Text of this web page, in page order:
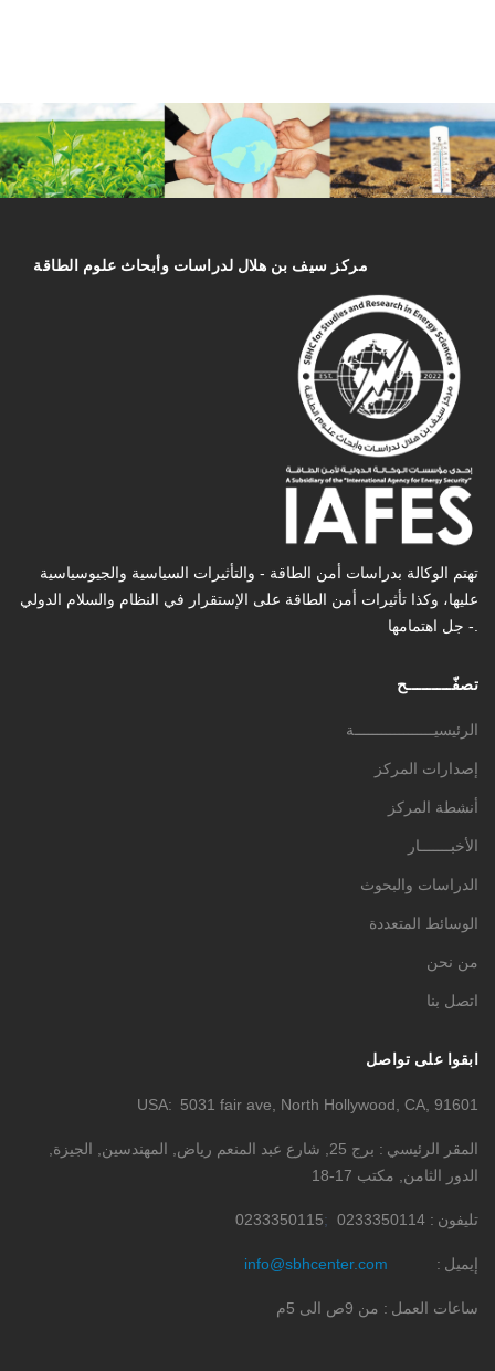
مركز سیف بن هلال لدراسات وأبحاث علوم الطاقة
تهتم الوكالة بدراسات أمن الطاقة - والتأثیرات السیاسیة والجیوسیاسیة
عليها، وكذا تأثیرات أمن الطاقة على الإستقرار في النظام والسلام الدولي
- جل اهتمامها.
تصفّـــــــــح
الرئيسيــــــــــــــــــة
إصدارات المركز
أنشطة المركز
الأخبـــــــار
الدراسات والبحوث
الوسائط المتعددة
من نحن
اتصل بنا
ابقوا على تواصل
USA 5031 fair ave, North Hollywood, CA, 91601
المقر الرئيسي
برج 25, شارع عبد المنعم رياض, المهندسين, الجيزة,
الدور الثامن, مكتب 17-18
تليفون 0233350114
0233350115
إيميل info@sbhcenter.com
ساعات العمل من 9ص الى 5م